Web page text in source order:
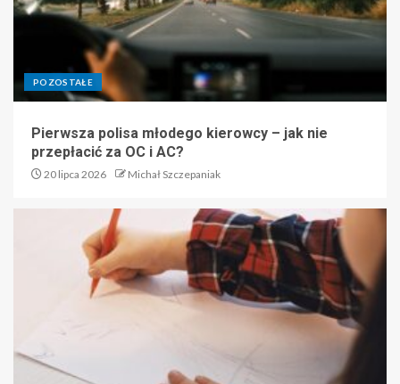
POZOSTAŁE
Pierwsza polisa młodego kierowcy – jak nie
przepłacić za OC i AC?
20 lipca 2026 Michał Szczepaniak